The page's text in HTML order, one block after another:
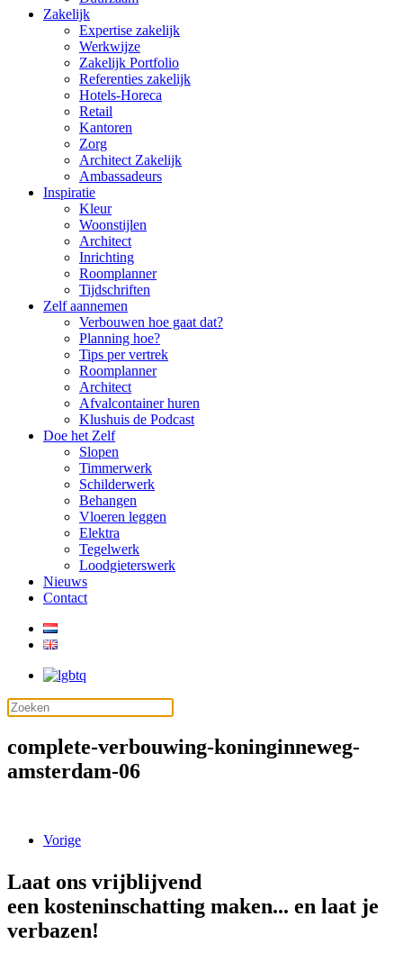
Zakelijk
Expertise zakelijk
Werkwijze
Zakelijk Portfolio
Referenties zakelijk
Hotels-Horeca
Retail
Kantoren
Zorg
Architect Zakelijk
Ambassadeurs
Inspiratie
Kleur
Woonstijlen
Architect
Inrichting
Roomplanner
Tijdschriften
Zelf aannemen
Verbouwen hoe gaat dat?
Planning hoe?
Tips per vertrek
Roomplanner
Architect
Afvalcontainer huren
Klushuis de Podcast
Doe het Zelf
Slopen
Timmerwerk
Schilderwerk
Behangen
Vloeren leggen
Elektra
Tegelwerk
Loodgieterswerk
Nieuws
Contact
complete-verbouwing-koninginneweg-
amsterdam-06
Vorige
Laat ons vrijblijvend
een kosteninschatting maken... en laat je
verbazen!